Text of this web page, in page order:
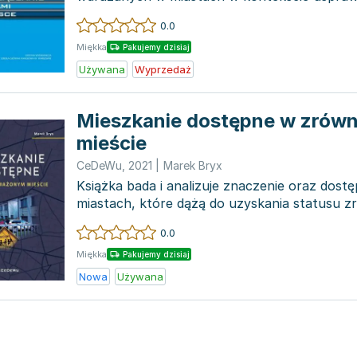
zarządczych. An...
0.0
Miękka Pakujemy dzisiaj
Używana Wyprzedaż
Mieszkanie dostępne w
mieście
CeDeWu 2021 Marek Bryx
Książka bada i analizuje znaczenie oraz
miastach, które dążą do uzyskania statusu
Wśród omów...
0.0
Miękka Pakujemy dzisiaj
Nowa Używana